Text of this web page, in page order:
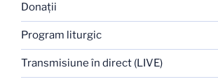
Donaţii
Program liturgic
Transmisiune în direct (LIVE)